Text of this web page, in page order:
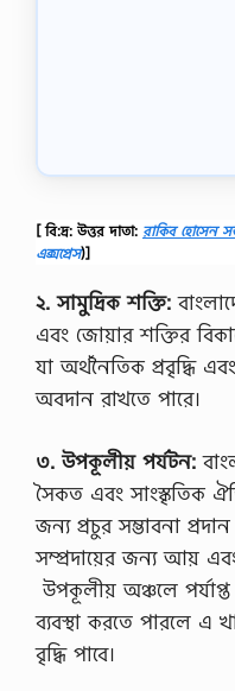
[ বি:দ্র: উত্তর দাতা: রাকিব হোসেন
এক্সপ্রেস)]
২. সামুদ্রিক শক্তি:
এবং জোয়ার শক্তির
যা অর্থনৈতিক প্রবৃদ্ধি
অবদান রাখতে পারে।
৩. উপকূলীয় পর্যটন:
সৈকত এবং সাংস্কৃতিক
জন্য প্রচুর সম্ভাবনা
সম্প্রদায়ের জন্য আয় এবং
উপকূলীয় অঞ্চলে
ব্যবস্থা করতে পারলে
বৃদ্ধি পাবে।